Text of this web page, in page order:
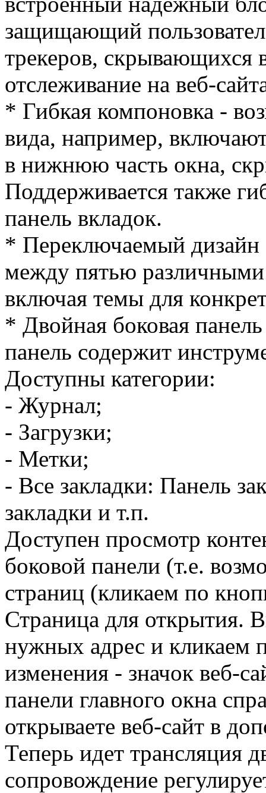
защищающий
трекеров, скрывающихся
отслеживание на веб-
* Гибкая компоновка -
вида, например,
в нижнюю часть окна,
Поддерживается также
панель вкладок.
* Переключаемый дизайн
между пятью
включая темы для
* Двойная боковая
панель содержит
Доступны категории:
- Журнал;
- Загрузки;
- Метки;
- Все закладки: Панель
закладки и т.п.
Доступен просмотр
боковой панели (т.е.
страниц (кликаем по
Страница для открытия.
нужных адрес и кликаем
изменения - значок веб-
панели главного окна
открываете веб-сайт в
Теперь идет трансляция
сопровождение